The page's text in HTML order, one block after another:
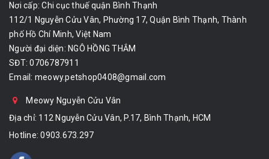
Nơi cấp: Chi cục thuế quận Bình Thạnh
112/1 Nguyễn Cửu Vân, Phường 17, Quận Bình Thạnh, Thành
phố Hồ Chí Minh, Việt Nam
Người đại diện: NGÔ HỒNG THẮM
SĐT: 0706787911
Email: meowy.petshop0408@gmail.com
Meowy Nguyễn Cửu Vân
Địa chỉ: 112 Nguyễn Cửu Vân, P.17, Bình Thạnh, HCM
Hotline:0903.673.297